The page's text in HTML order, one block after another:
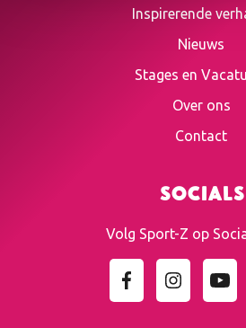
Inspirerende
Nieuws
Stages en
Over ons
Contact
Socials
Volg Sport-Z op